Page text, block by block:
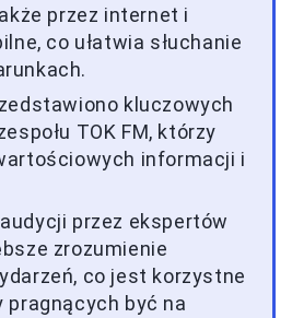
przez internet i
co ułatwia słuchanie
kluczowych
TOK FM, którzy
informacji i
przez ekspertów
zrozumienie
co jest korzystne
pragnących być na